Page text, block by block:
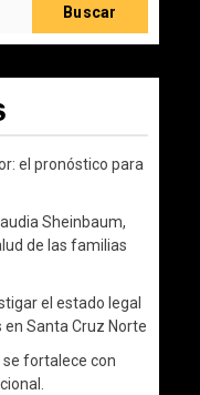
Buscar
el pronóstico para
Sheinbaum,
de las familias
el estado legal
en Santa Cruz Norte
se fortalece con